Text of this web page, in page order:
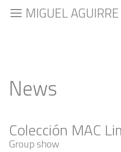
MIGUEL AGUIRRE
News
Colección MAC
Group show